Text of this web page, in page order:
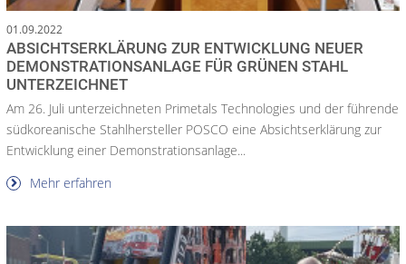
01.09.2022
ABSICHTSERKLÄRUNG ZUR ENTWICKLUNG NEUER
DEMONSTRATIONSANLAGE FÜR GRÜNEN STAHL
UNTERZEICHNET
Am 26. Juli unterzeichneten Primetals Technologies und der führende
südkoreanische Stahlhersteller POSCO eine Absichtserklärung zur
Entwicklung einer Demonstrationsanlage...
Mehr erfahren